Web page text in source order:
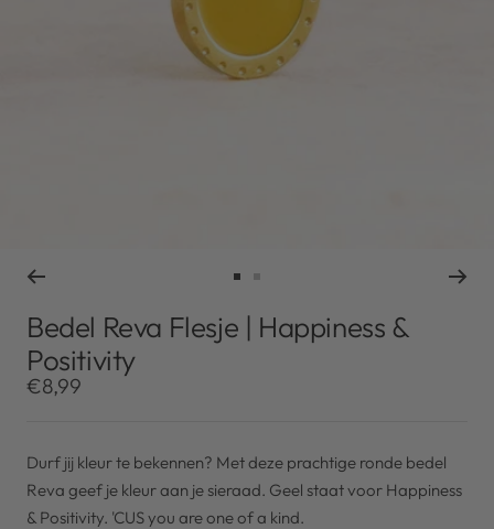
naar
slide
naar
slide
Bedel Reva Flesje | Happiness &
Positivity
Kortingsprijs
€8,99
Durf jij kleur te bekennen? Met deze prachtige ronde bedel
Reva geef je kleur aan je sieraad. Geel staat voor Happiness
& Positivity. 'CUS you are one of a kind.